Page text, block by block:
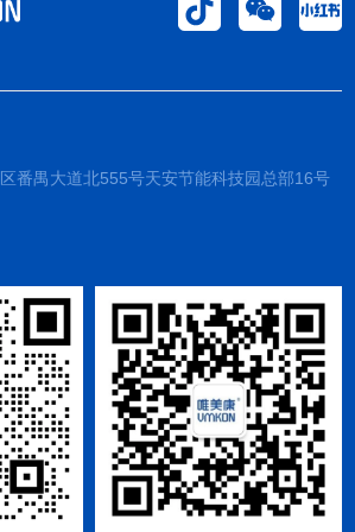
番禺大道北555号天安节能科技园总部16号